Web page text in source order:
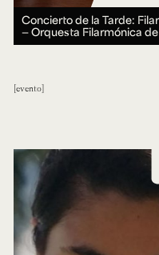
Concierto de la Tarde:
— Orquesta Filarmónica
evento